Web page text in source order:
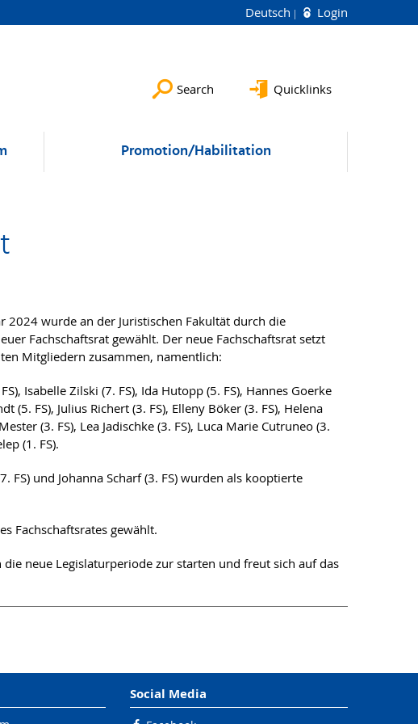
Deutsch Login
Search Quicklinks
Promotion/Habilitation
2024 wurde an der Juristischen Fakultät durch die
Fachschaftsrat gewählt. Der neue Fachschaftsrat setzt
Mitgliedern zusammen, namentlich:
Isabelle Zilski (7. FS), Ida Hutopp (5. FS), Hannes Goerke
(5. FS), Julius Richert (3. FS), Elleny Böker (3. FS), Helena
(3. FS), Lea Jadischke (3. FS), Luca Marie Cutruneo (3.
(1. FS).
FS) und Johanna Scharf (3. FS) wurden als kooptierte
Fachschaftsrates gewählt.
neue Legislaturperiode zur starten und freut sich auf das
Social Media